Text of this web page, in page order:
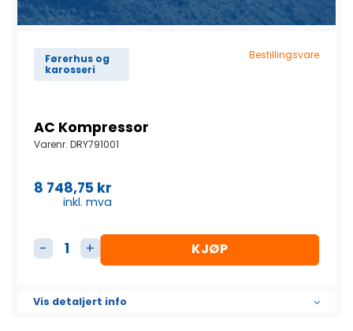
Førerhus og
karosseri
Bestillingsvare
AC Kompressor
Varenr. DRY791001
8 748,75 kr
inkl. mva
AC Kompressor antall KJØP
Vis detaljert info